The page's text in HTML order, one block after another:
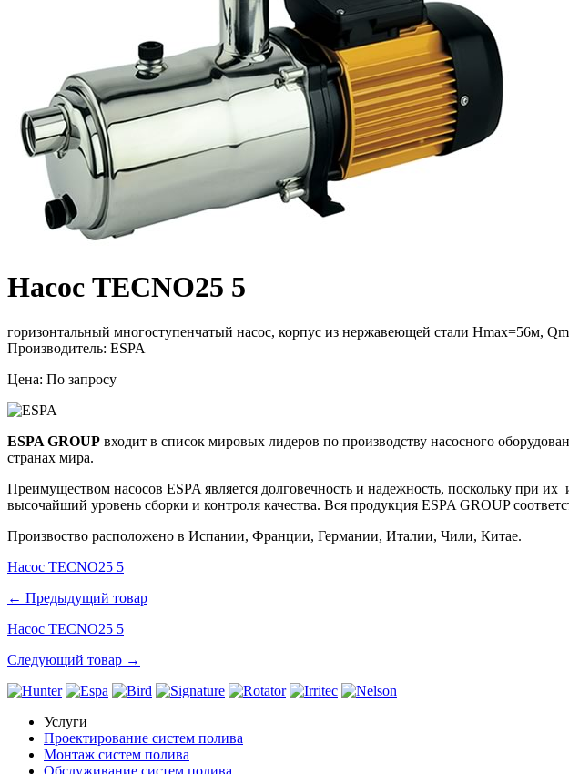
Насос TECNO25 5
горизонтальный многоступенчатый насос, корпус из нержавеющей стали Hmax=56м,
Производитель: ESPA
Цена: По запросу
ESPA GROUP входит в список мировых лидеров по производству насосного
странах мира.
Преимуществом насосов ESPA является долговечность и надежность, поскольку при их
высочайший уровень сборки и контроля качества. Вся продукция ESPA GROUP
Произвоство расположено в Испании, Франции, Германии, Италии, Чили, Китае.
Насос TECNO25 5
← Предыдущий товар
Насос TECNO25 5
Следующий товар →
Услуги
Проектирование систем полива
Монтаж систем полива
Обслуживание систем полива